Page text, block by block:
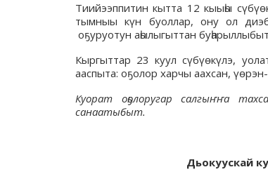
Тиийээппитин кытта 12 кыыһы
тымныы күн буоллар, ону ол
оҕуруотун аһылыгыттан
Кыргыттар 23 куул сүбүөкүлэ,
ааспыта: оҕолор харчы аахсан,
Куорат оҕолоругар салгыҥҥа
санаатыбыт.
Дьокуускай